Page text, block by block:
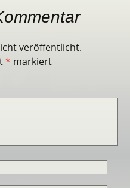
veröffentlicht.
* markiert